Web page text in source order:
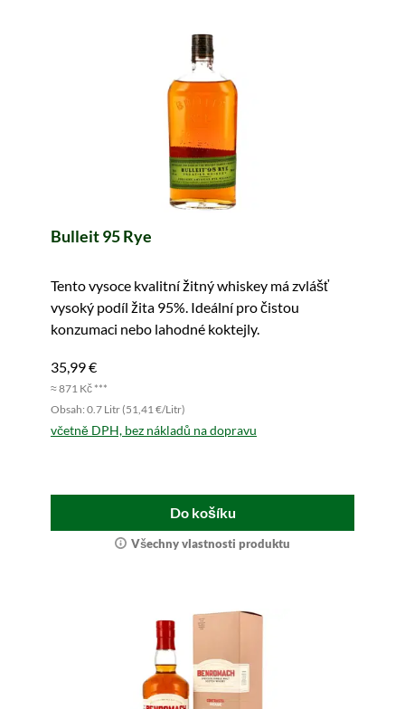
Bulleit 95 Rye
Tento vysoce kvalitní žitný whiskey má zvlášť
vysoký podíl žita 95%. Ideální pro čistou
konzumaci nebo lahodné koktejly.
35,99 €
≈ 871 Kč ***
Obsah: 0.7 Litr (51,41 €/Litr)
včetně DPH, bez nákladů na dopravu
Do košíku
Všechny vlastnosti produktu